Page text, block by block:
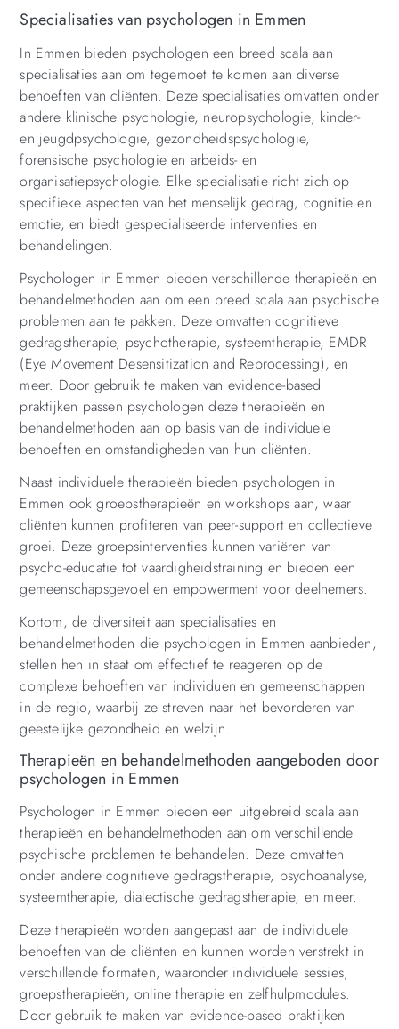
Specialisaties van psychologen in Emmen
In Emmen bieden psychologen een breed scala aan
specialisaties aan om tegemoet te komen aan diverse
behoeften van cliënten. Deze specialisaties omvatten onder
andere klinische psychologie, neuropsychologie, kinder-
en jeugdpsychologie, gezondheidspsychologie,
forensische psychologie en arbeids- en
organisatiepsychologie. Elke specialisatie richt zich op
specifieke aspecten van het menselijk gedrag, cognitie en
emotie, en biedt gespecialiseerde interventies en
behandelingen.
Psychologen in Emmen bieden verschillende therapieën en
behandelmethoden aan om een breed scala aan psychische
problemen aan te pakken. Deze omvatten cognitieve
gedragstherapie, psychotherapie, systeemtherapie, EMDR
(Eye Movement Desensitization and Reprocessing), en
meer. Door gebruik te maken van evidence-based
praktijken passen psychologen deze therapieën en
behandelmethoden aan op basis van de individuele
behoeften en omstandigheden van hun cliënten.
Naast individuele therapieën bieden psychologen in
Emmen ook groepstherapieën en workshops aan, waar
cliënten kunnen profiteren van peer-support en collectieve
groei. Deze groepsinterventies kunnen variëren van
psycho-educatie tot vaardigheidstraining en bieden een
gemeenschapsgevoel en empowerment voor deelnemers.
Kortom, de diversiteit aan specialisaties en
behandelmethoden die psychologen in Emmen aanbieden,
stellen hen in staat om effectief te reageren op de
complexe behoeften van individuen en gemeenschappen
in de regio, waarbij ze streven naar het bevorderen van
geestelijke gezondheid en welzijn.
Therapieën en behandelmethoden aangeboden door
psychologen in Emmen
Psychologen in Emmen bieden een uitgebreid scala aan
therapieën en behandelmethoden aan om verschillende
psychische problemen te behandelen. Deze omvatten
onder andere cognitieve gedragstherapie, psychoanalyse,
systeemtherapie, dialectische gedragstherapie, en meer.
Deze therapieën worden aangepast aan de individuele
behoeften van de cliënten en kunnen worden verstrekt in
verschillende formaten, waaronder individuele sessies,
groepstherapieën, online therapie en zelfhulpmodules.
Door gebruik te maken van evidence-based praktijken